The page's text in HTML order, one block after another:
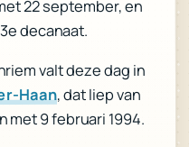
22 september, en
decanaat.
valt deze dag in
Haan, dat liep van
met 9 februari 1994.